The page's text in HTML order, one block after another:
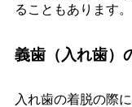
ることもあります。
義歯（入れ歯）
入れ歯の着脱の際